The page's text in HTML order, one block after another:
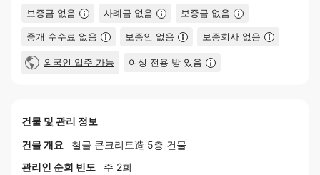
보증금 없음 사례금 없음 보증금 없음
중개 수수료 없음 보증인 없음 보증회사 없음
외국인 입주 가능 여성 전용 방 있음
건물 및 관리 정보
건물 개요
철골 콘크리트造 5층 건물
관리인 순회 빈도
주 2회